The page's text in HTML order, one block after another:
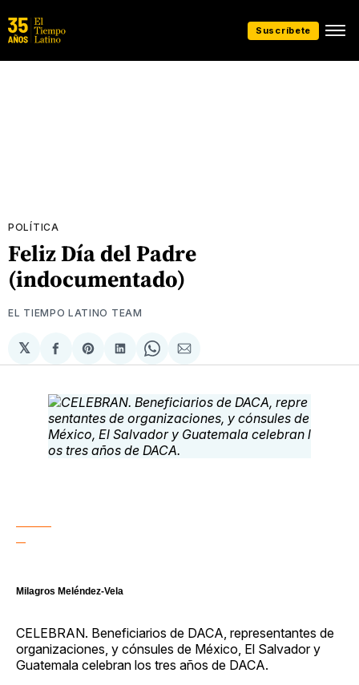
Suscríbete
POLÍTICA
Feliz Día del Padre
(indocumentado)
EL TIEMPO LATINO TEAM
𝕏
Compartir
en
Share
on
Compartir
en
Share
on
Compartir
via
Milagros Meléndez-Vela
CELEBRAN. Beneficiarios de DACA, representantes de
organizaciones, y cónsules de México, El Salvador y
Guatemala celebran los tres años de DACA.